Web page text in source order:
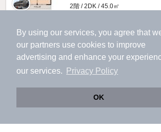
By using our services, you agree that
our partners use cookies to improve
advertising and enhance your
our services.
Privacy Policy
OK
アプリに切り替えて、サクサクお部屋
会員登録なしですぐ使える。マップ検索やお
2階 / 2DK / 45.0㎡
提供
サンハイム米山のすべての部屋を
絞